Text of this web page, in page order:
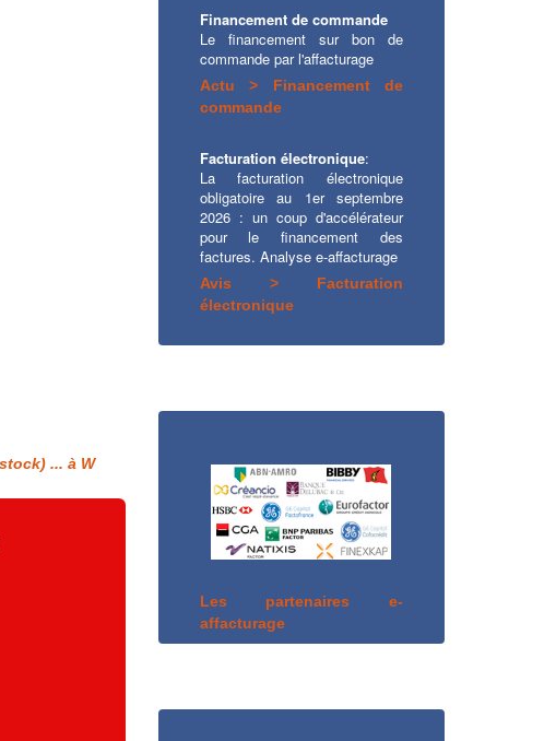
... à W
Financement de commande
Le financement sur bon de
commande par l'affacturage
Actu > Financement de
commande
Facturation électronique:
La facturation électronique
obligatoire au 1er septembre
2026 : un coup d'accélérateur
pour le financement des
factures. Analyse e-affacturage
Avis > Facturation
électronique
Les partenaires e-
affacturage